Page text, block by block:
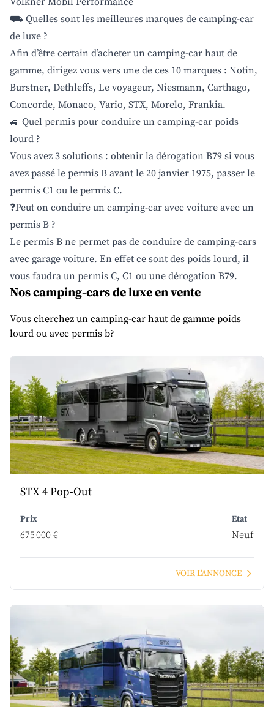
⛟ Quelles sont les meilleures marques de camping-car
de luxe ?
Afin d’être certain d’acheter un camping-car haut de
gamme, dirigez vous vers une de ces 10 marques : Notin,
Burstner, Dethleffs, Le voyageur, Niesmann, Carthago,
Concorde, Monaco, Vario, STX, Morelo, Frankia.
🚙 Quel permis pour conduire un camping-car poids
lourd ?
Vous avez 3 solutions : obtenir la dérogation B79 si vous
avez passé le permis B avant le 20 janvier 1975, passer le
permis C1 ou le permis C.
❓Peut on conduire un camping-car avec voiture avec un
permis B ?
Le permis B ne permet pas de conduire de camping-cars
avec garage voiture. En effet ce sont des poids lourd, il
vous faudra un permis C, C1 ou une dérogation B79.
Nos camping-cars de luxe en vente
Vous cherchez un camping-car haut de gamme poids
lourd ou avec permis b?
STX 4 Pop-Out
Prix
675 000 €
Etat
Neuf
VOIR L'ANNONCE